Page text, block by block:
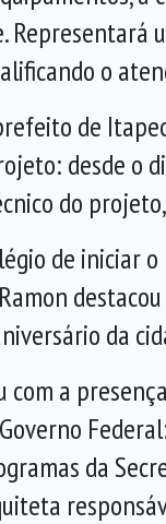
Representará
o
de
desde o
do
de iniciar
da
com a
da